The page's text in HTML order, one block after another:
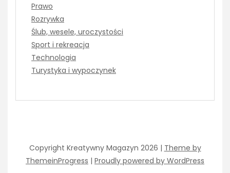
Prawo
Rozrywka
Ślub, wesele, uroczystości
Sport i rekreacja
Technologia
Turystyka i wypoczynek
Copyright Kreatywny Magazyn 2026 | Theme by
ThemeinProgress | Proudly powered by WordPress